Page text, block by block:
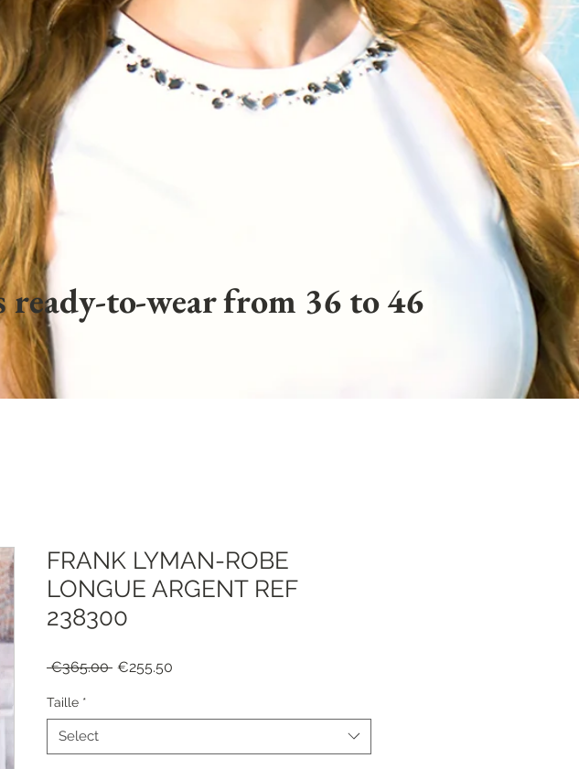
to-wear from 36 to 46
FRANK LYMAN-ROBE
LONGUE ARGENT REF
238300
€365.00 Regular
€255.50
Taille *
Select